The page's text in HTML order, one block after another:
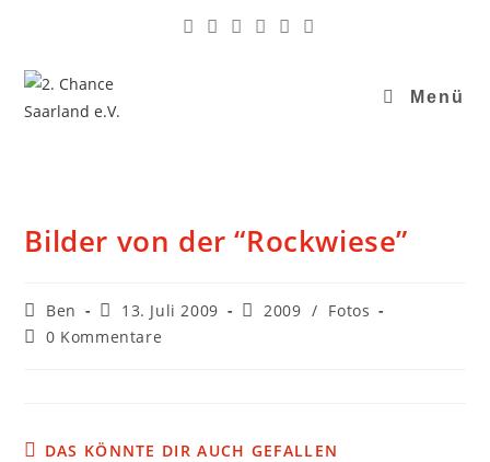
Menü
Bilder von der “Rockwiese”
Ben 13. Juli 2009 2009 / Fotos
0 Kommentare
DAS KÖNNTE DIR AUCH GEFALLEN